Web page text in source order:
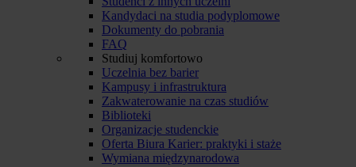
Kandydaci na studia podyplomowe
Dokumenty do pobrania
FAQ
Studiuj komfortowo
Uczelnia bez barier
Kampusy i infrastruktura
Zakwaterowanie na czas studiów
Biblioteki
Organizacje studenckie
Oferta Biura Karier: praktyki i staże
Wymiana międzynarodowa